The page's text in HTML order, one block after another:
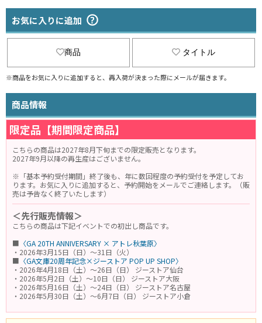
お気に入りに追加
商品 タイトル
※商品をお気に入りに追加すると、再入荷が決まった際にメールが届きます。
商品情報
限定品【期間限定商品】
こちらの商品は2027年8月下旬までの限定販売となります。
2027年9月以降の再生産はございません。
※「基本予約受付期間」終了後も、年に数回程度の予約受付を予定してお
ります。お気に入りに追加すると、予約開始をメールでご連絡します。（販
売は予告なく終了いたします）
＜先行販売情報＞
こちらの商品は下記イベントでの初出し商品です。
■ 〈GA 20TH ANNIVERSARY × アトレ秋葉原〉
・2026年3月15日（日）～31日（火）
■ 〈GA文庫20周年記念×ジーストア POP UP SHOP〉
・2026年4月18日（土）～26日（日） ジーストア仙台
・2026年5月2日（土）～10日（日） ジーストア大阪
・2026年5月16日（土）～24日（日） ジーストア名古屋
・2026年5月30日（土）～6月7日（日） ジーストア小倉